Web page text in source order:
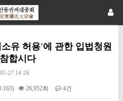
유 허용'에 관한 입법청원
합시다
27 14:26
26,952회 4건